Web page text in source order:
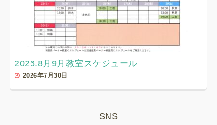
2026.8月9月教室スケジュール
2026年7月30日
SNS